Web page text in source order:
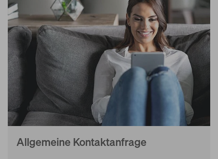
Allgemeine Kontaktanfrage